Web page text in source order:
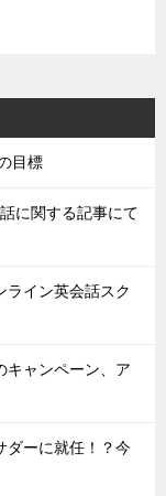
目標
に関する記事にて
ライン英会話スク
キャンペーン、ア
ダーに就任！？今